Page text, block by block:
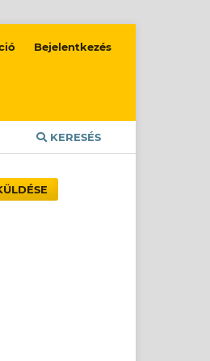
KERESÉS
Bejelentkezés